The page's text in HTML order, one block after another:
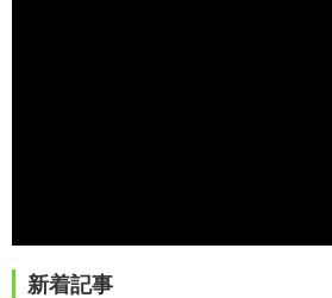
新着記事